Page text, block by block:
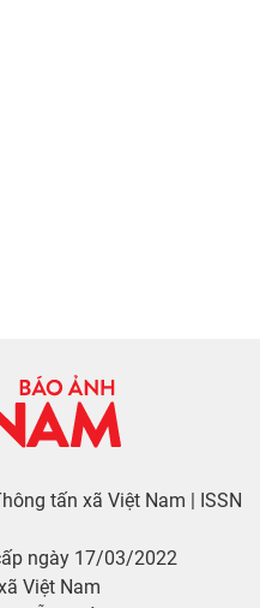
tấn xã Việt Nam | ISSN
ngày 17/03/2022
Việt Nam